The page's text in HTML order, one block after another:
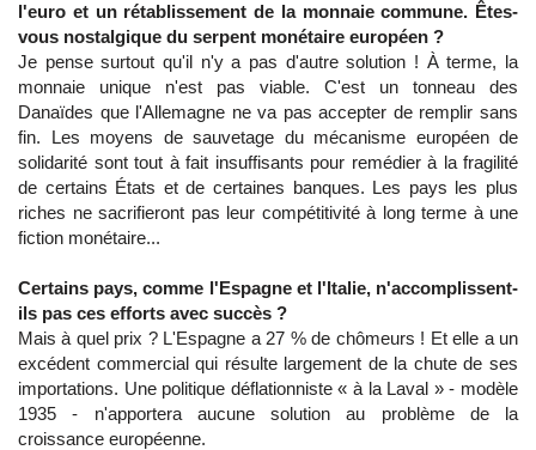
l'euro et un rétablissement de la monnaie commune. Êtes-
vous nostalgique du serpent monétaire européen ?
Je pense surtout qu'il n'y a pas d'autre solution ! À terme, la
monnaie unique n'est pas viable. C'est un tonneau des
Danaïdes que l'Allemagne ne va pas accepter de remplir sans
fin. Les moyens de sauvetage du mécanisme européen de
solidarité sont tout à fait insuffisants pour remédier à la fragilité
de certains États et de certaines banques. Les pays les plus
riches ne sacrifieront pas leur compétitivité à long terme à une
fiction monétaire...
Certains pays, comme l'Espagne et l'Italie, n'accomplissent-
ils pas ces efforts avec succès ?
Mais à quel prix ? L'Espagne a 27 % de chômeurs ! Et elle a un
excédent commercial qui résulte largement de la chute de ses
importations. Une politique déflationniste « à la Laval » - modèle
1935 - n'apportera aucune solution au problème de la
croissance européenne.